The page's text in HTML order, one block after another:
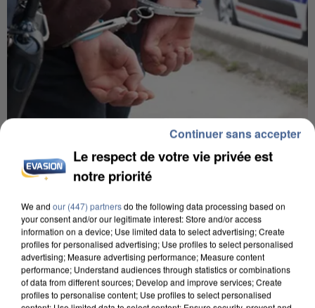
Un second cadre de la DZ Mafia interpellé en
Algérie
quelques jours plus tôt.
Le respect de votre vie privée est
notre priorité
We and our (447) partnersdo the following data processing based on
your consent and/or our legitimate interest: Store and/or access
information on a device; Use limited data to select advertising; Create
profiles for personalised advertising; Use profiles to select personalised
advertising; Measure advertising performance; Measure content
performance; Understand audiences through statistics or combinations
of data from different sources; Develop and improve services; Create
profiles to personalise content; Use profiles to select personalised
Continuer sans accepter